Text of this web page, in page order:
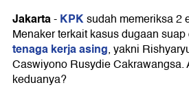
Jakarta-KPKsudah memeriksa 2
Menaker terkait kasus dugaan
tenaga kerja asing, yakni
Caswiyono Rusydie Cakrawangsa.
keduanya?